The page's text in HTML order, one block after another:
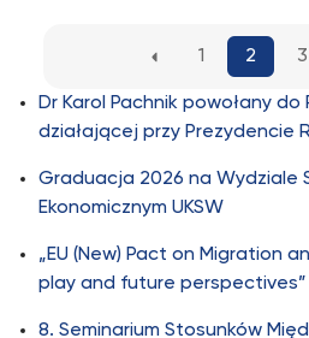
https://
z8?si=-34cy2EbDn3KdlMj…
1 2 3
Dr Karol Pachnik powołany
działającej przy Prezydencie
Graduacja 2026 na Wydziale
Ekonomicznym UKSW
„EU (New) Pact on Migration
play and future perspectives”
8. Seminarium Stosunków